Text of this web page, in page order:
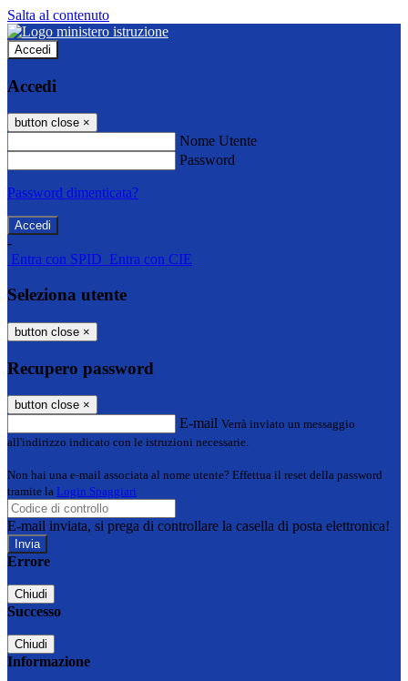
Salta al contenuto
Accedi
Accedi
button close ×
Nome Utente
Password
Password dimenticata?
-
Entra con SPID Entra con CIE
Seleziona utente
button close ×
Recupero password
button close ×
E-mail Verrà inviato un messaggio
all'indirizzo indicato con le istruzioni necessarie.
Non hai una e-mail associata al nome utente? Effettua il reset della password
tramite la Login Spaggiari
E-mail inviata, si prega di controllare la casella di posta elettronica!
Errore
Chiudi
Successo
Chiudi
Informazione